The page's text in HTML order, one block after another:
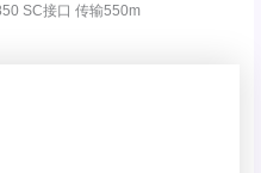
SC接口 传输550m